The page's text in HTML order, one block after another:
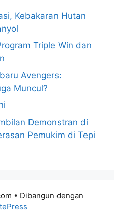
Kebakaran Hutan
Triple Win dan
Avengers:
Muncul?
Demonstran di
Pemukim di Tepi
• Dibangun dengan